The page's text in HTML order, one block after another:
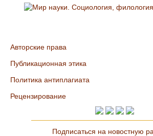
Авторские права
Публикационная этика
Политика антиплагиата
Рецензирование
Подписаться на новостную